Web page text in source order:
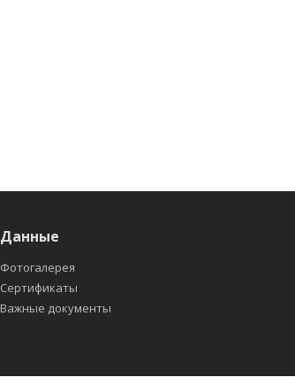
Данные
Фотогалерея
Сертификаты
Важные документы